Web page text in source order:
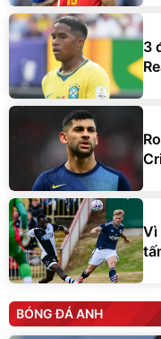
3
Vì
BÓNG ĐÁ ANH